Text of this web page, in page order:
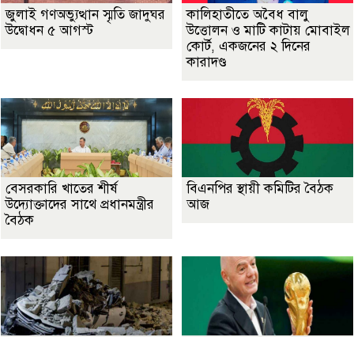
জুলাই গণঅভ্যুত্থান স্মৃতি জাদুঘর
উদ্বোধন ৫ আগস্ট
কালিহাতীতে অবৈধ বালু
উত্তোলন ও মাটি কাটায় মোবাইল
কোর্ট, একজনের ২ দিনের
কারাদণ্ড
বেসরকারি খাতের শীর্ষ
উদ্যোক্তাদের সাথে প্রধানমন্ত্রীর
বৈঠক
বিএনপির স্থায়ী কমিটির বৈঠক
আজ